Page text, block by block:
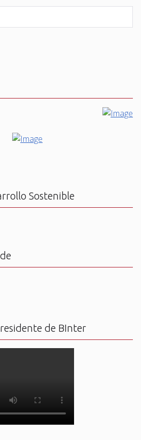
Sostenible
de BInter